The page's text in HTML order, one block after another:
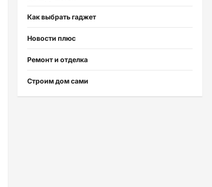
Как выбрать гаджет
Новости плюс
Ремонт и отделка
Строим дом сами